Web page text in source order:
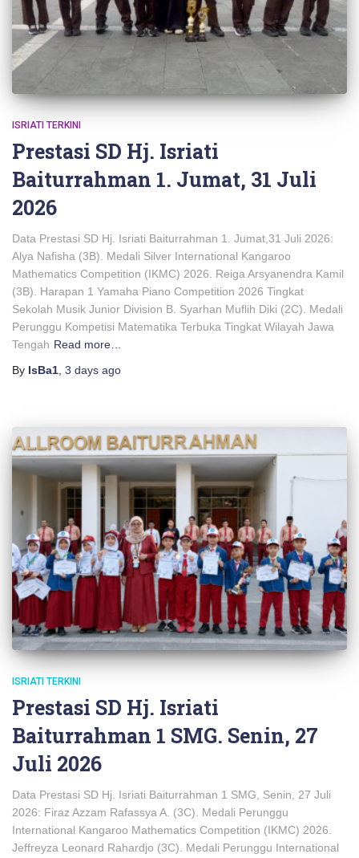
ISRIATI TERKINI
Prestasi SD Hj. Isriati
Baiturrahman 1. Jumat, 31 Juli
2026
Data Prestasi SD Hj. Isriati Baiturrahman 1. Jumat,31 Juli 2026:
Alya Nafisha (3B). Medali Silver International Kangaroo
Mathematics Competition (IKMC) 2026. Reiga Arsyanendra Kamil
(3B). Harapan 1 Yamaha Piano Competition 2026 Tingkat
Sekolah Musik Junior Division B. Syarhan Muflih Diki (2C). Medali
Perunggu Kompetisi Matematika Terbuka Tingkat Wilayah Jawa
Tengah Read more…
By IsBa1 3 days ago
ISRIATI TERKINI
Prestasi SD Hj. Isriati
Baiturrahman 1 SMG. Senin, 27
Juli 2026
Data Prestasi SD Hj. Isriati Baiturrahman 1 SMG, Senin, 27 Juli
2026: Firaz Azzam Rafassya A. (3C). Medali Perunggu
International Kangaroo Mathematics Competition (IKMC) 2026.
Jeffreyza Leonard Rahardjo (3C). Medali Perunggu International